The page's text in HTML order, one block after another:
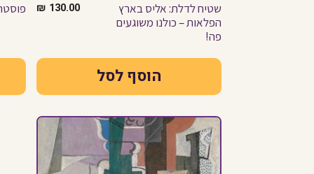
שטיח לדלת: אליס בארץ
הפלאות – כולנו משוגעים
פה!
130.00
₪
הוסף לסל